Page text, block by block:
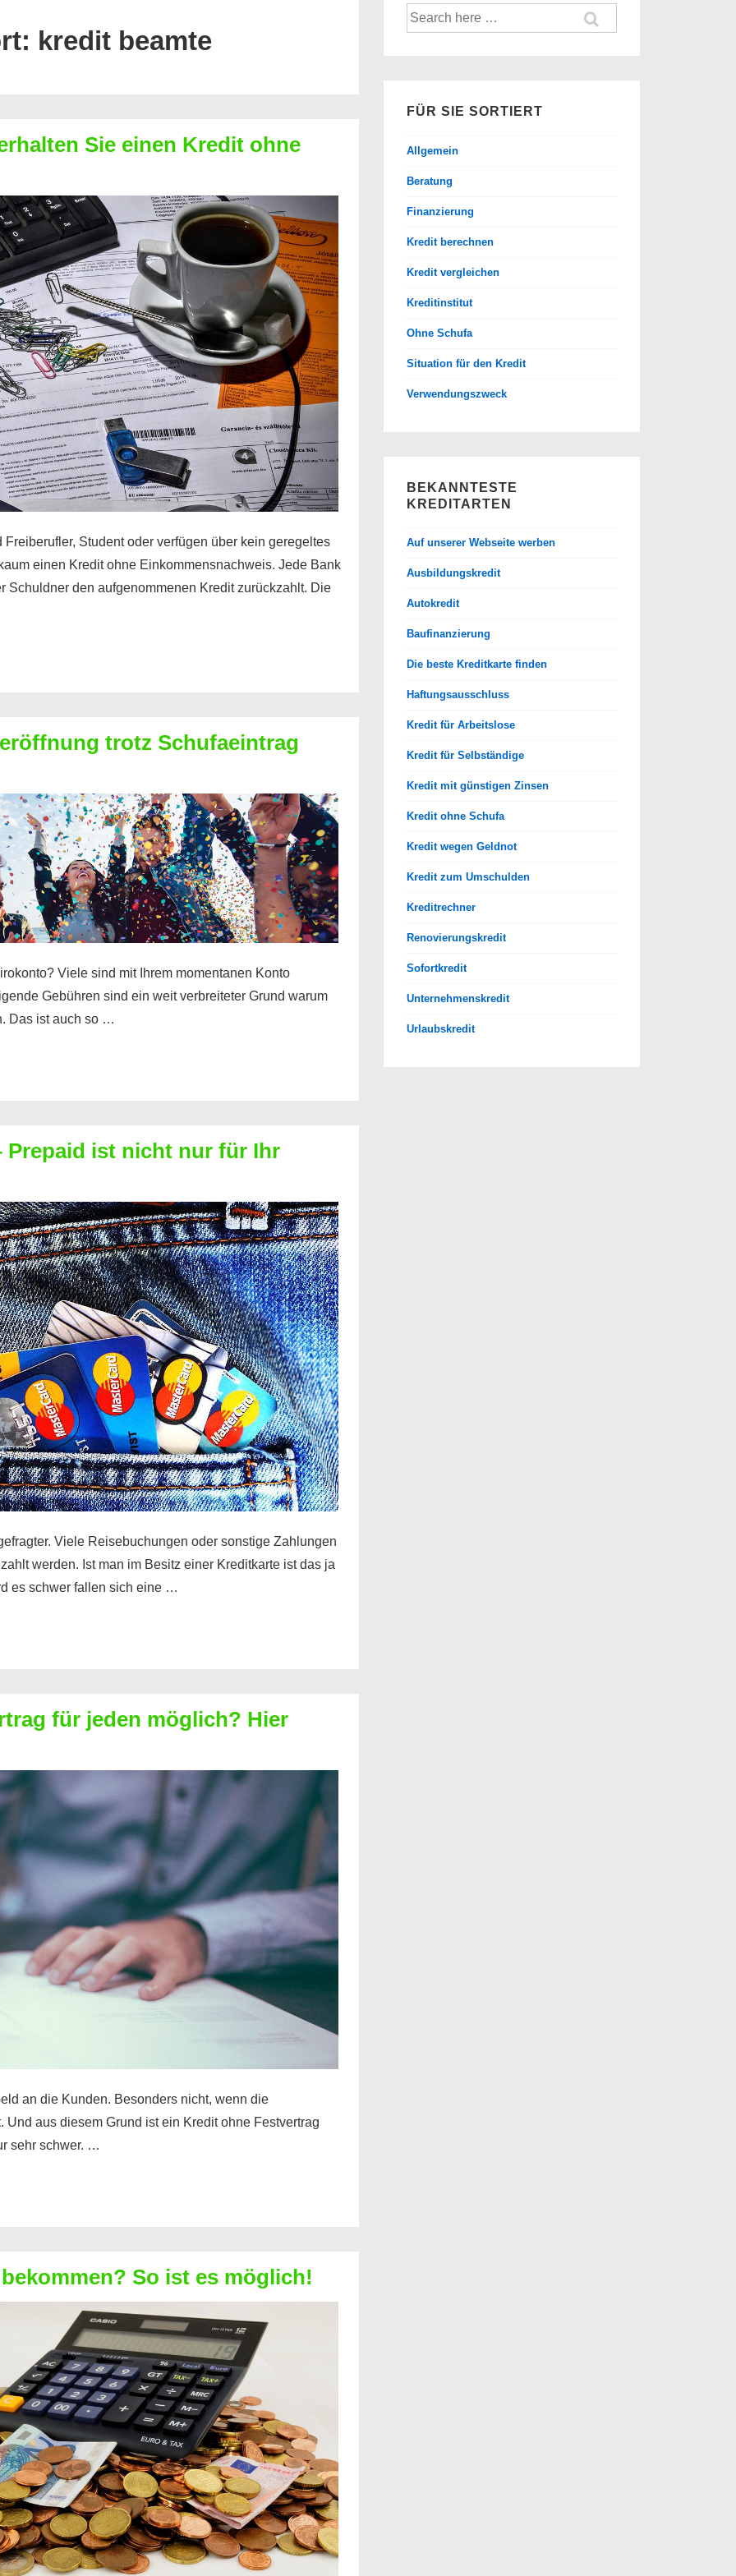
kredit beamte
Sie einen Kredit ohne
Student oder verfügen über kein geregeltes
einen Kredit ohne Einkommensnachweis. Jede Bank
Schuldner den aufgenommenen Kredit zurückzahlt. Die
trotz Schufaeintrag
Viele sind mit Ihrem momentanen Konto
Gebühren sind ein weit verbreiteter Grund warum
Das ist auch so …
Prepaid ist nicht nur für Ihr
Viele Reisebuchungen oder sonstige Zahlungen
werden. Ist man im Besitz einer Kreditkarte ist das ja
es schwer fallen sich eine …
für jeden möglich? Hier
an die Kunden. Besonders nicht, wenn die
aus diesem Grund ist ein Kredit ohne Festvertrag
sehr schwer. …
So ist es möglich!
Suche
nach:
FÜR SIE SORTIERT
Allgemein
Beratung
Finanzierung
Kredit berechnen
Kredit vergleichen
Kreditinstitut
Ohne Schufa
Situation für den Kredit
Verwendungszweck
BEKANNTESTE
KREDITARTEN
Auf unserer Webseite werben
Ausbildungskredit
Autokredit
Baufinanzierung
Die beste Kreditkarte finden
Haftungsausschluss
Kredit für Arbeitslose
Kredit für Selbständige
Kredit mit günstigen Zinsen
Kredit ohne Schufa
Kredit wegen Geldnot
Kredit zum Umschulden
Kreditrechner
Renovierungskredit
Sofortkredit
Unternehmenskredit
Urlaubskredit